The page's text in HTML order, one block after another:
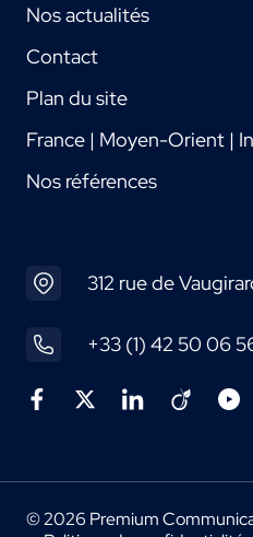
Nos actualités
Contact
Plan du site
France | Moyen-Orient |
Nos références
312 rue de
+33 (1) 42 50 06
© 2026 Premium